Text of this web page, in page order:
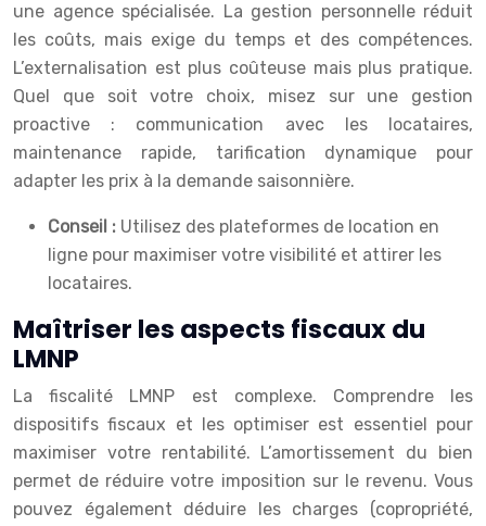
une agence spécialisée. La gestion personnelle réduit
les coûts, mais exige du temps et des compétences.
L’externalisation est plus coûteuse mais plus pratique.
Quel que soit votre choix, misez sur une gestion
proactive : communication avec les locataires,
maintenance rapide, tarification dynamique pour
adapter les prix à la demande saisonnière.
Conseil : Utilisez des plateformes de location en
ligne pour maximiser votre visibilité et attirer les
locataires.
Maîtriser les aspects fiscaux du
LMNP
La fiscalité LMNP est complexe. Comprendre les
dispositifs fiscaux et les optimiser est essentiel pour
maximiser votre rentabilité. L’amortissement du bien
permet de réduire votre imposition sur le revenu. Vous
pouvez également déduire les charges (copropriété,